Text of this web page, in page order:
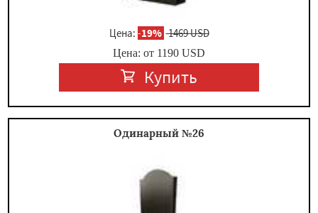
Цена: -19% 1469 USD
Цена: от 1190 USD
Купить
Одинарный №26